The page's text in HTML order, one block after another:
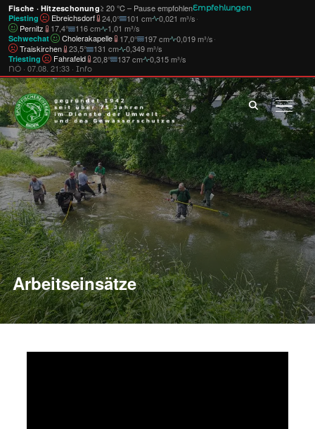
Fische · Hitzeschonung≥ 20 °C – Pause empfohlenEmpfehlungen
Piesting Ebreichsdorf 24,0° 101 cm 0,021 m³/s·
Pernitz
17,4° 116 cm 1,01 m³/s
Schwechat Cholerakapelle 17,0° 197 cm 0,019 m³/s·
Traiskirchen
23,5° 131 cm 0,349 m³/s
Triesting Fahrafeld 20,8° 137 cm 0,315 m³/s
NÖ · 07.08. 21:33 · Info
Arbeitseinsätze